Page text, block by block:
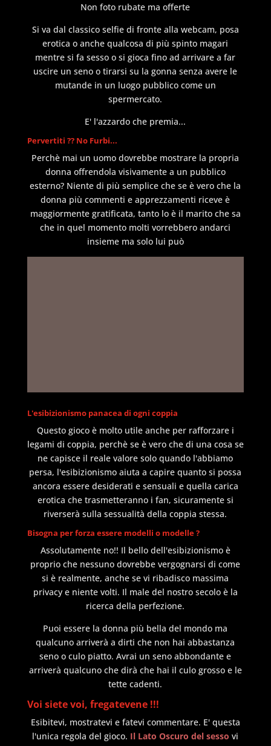
Non foto rubate ma offerte
Si va dal classico selfie di fronte alla webcam, posa
erotica o anche qualcosa di più spinto magari
mentre si fa sesso o si gioca fino ad arrivare a far
uscire un seno o tirarsi su la gonna senza avere le
mutande in un luogo pubblico come un
spermercato.
E' l'azzardo che premia...
Pervertiti ?? No Furbi...
Perchè mai un uomo dovrebbe mostrare la propria
donna offrendola visivamente a un pubblico
esterno? Niente di più semplice che se è vero che la
donna più commenti e apprezzamenti riceve è
maggiormente gratificata, tanto lo è il marito che sa
che in quel momento molti vorrebbero andarci
insieme ma solo lui può
L'esibizionismo panacea di ogni coppia
Questo gioco è molto utile anche per rafforzare i
legami di coppia, perchè se è vero che di una cosa se
ne capisce il reale valore solo quando l'abbiamo
persa, l'esibizionismo aiuta a capire quanto si possa
ancora essere desiderati e sensuali e quella carica
erotica che trasmetteranno i fan, sicuramente si
riverserà sulla sessualità della coppia stessa.
Bisogna per forza essere modelli o modelle ?
Assolutamente no!! Il bello dell'esibizionismo è
proprio che nessuno dovrebbe vergognarsi di come
si è realmente, anche se vi ribadisco massima
privacy e niente volti. Il male del nostro secolo è la
ricerca della perfezione.
Puoi essere la donna più bella del mondo ma
qualcuno arriverà a dirti che non hai abbastanza
seno o culo piatto. Avrai un seno abbondante e
arriverà qualcuno che dirà che hai il culo grosso e le
tette cadenti.
Voi siete voi, fregatevene !!!
Esibitevi, mostratevi e fatevi commentare. E' questa
l'unica regola del gioco. Il Lato Oscuro del sesso vi